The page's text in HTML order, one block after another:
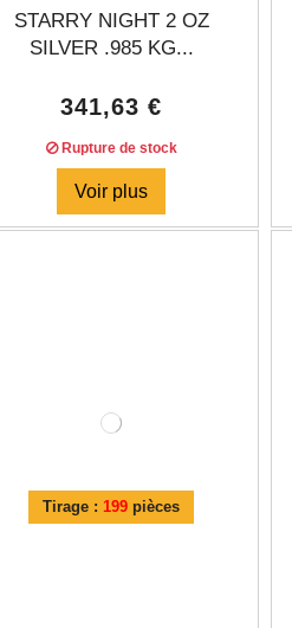
STARRY NIGHT 2 OZ
SILVER .985 KG...
341,63 €
Rupture de stock
Voir plus
Tirage :199 pièces